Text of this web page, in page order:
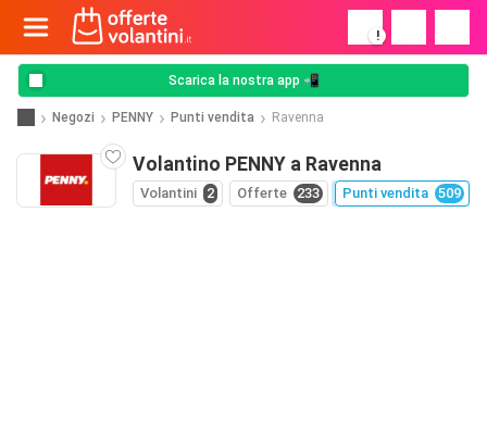
!
Scarica la nostra app 📲
Negozi PENNY Punti vendita Ravenna
Volantino PENNY a Ravenna
Volantini 2 Offerte 233 Punti vendita 509